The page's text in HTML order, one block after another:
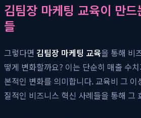
김팀장 마케팅 교육이 만
들
그렇다면 김팀장 마케팅 교육을 통해 비
떻게 변화할까요? 이는 단순히 매출 수
본적인 변화를 의미합니다. 교육비 그 이
질적인 비즈니스 혁신 사례들을 통해 그